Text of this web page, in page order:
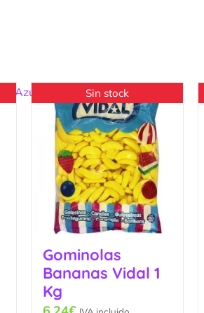
Sin stock
Gominolas
Bananas Vidal 1
Kg